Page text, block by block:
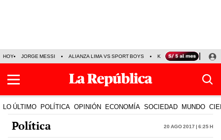
HOY JORGE MESSI ALIANZA LIMA VS SPORT BOYS KENJI FUJIMORI
LO ÚLTIMO POLÍTICA OPINIÓN ECONOMÍA SOCIEDAD MUNDO
Política 20 Ago 2017 | 6:25 h